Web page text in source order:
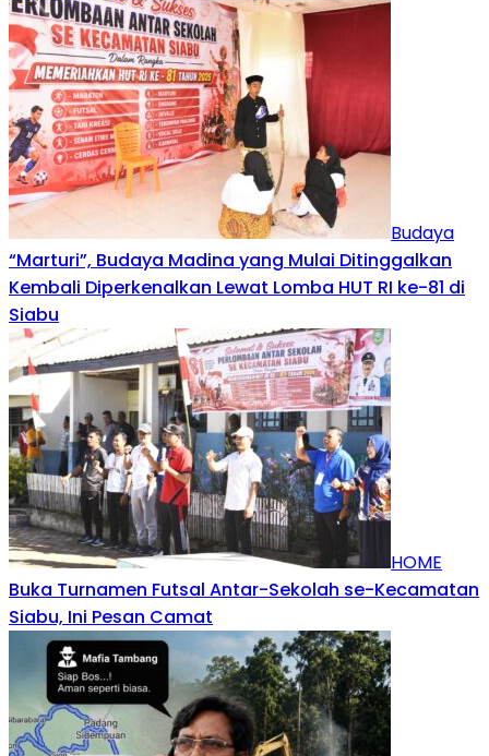
Budaya
“Marturi”, Budaya Madina yang Mulai Ditinggalkan
Kembali Diperkenalkan Lewat Lomba HUT RI ke-81 di
Siabu
HOME
Buka Turnamen Futsal Antar-Sekolah se-Kecamatan
Siabu, Ini Pesan Camat